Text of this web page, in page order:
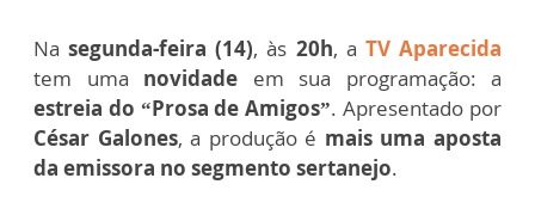
Nasegunda-feira (14), às 20h, a TV Aparecida
tem uma novidade em sua programação: a
estreia do “Prosa de Amigos”. Apresentado por
César Galones, a produção é mais uma aposta
da emissora no segmento sertanejo.